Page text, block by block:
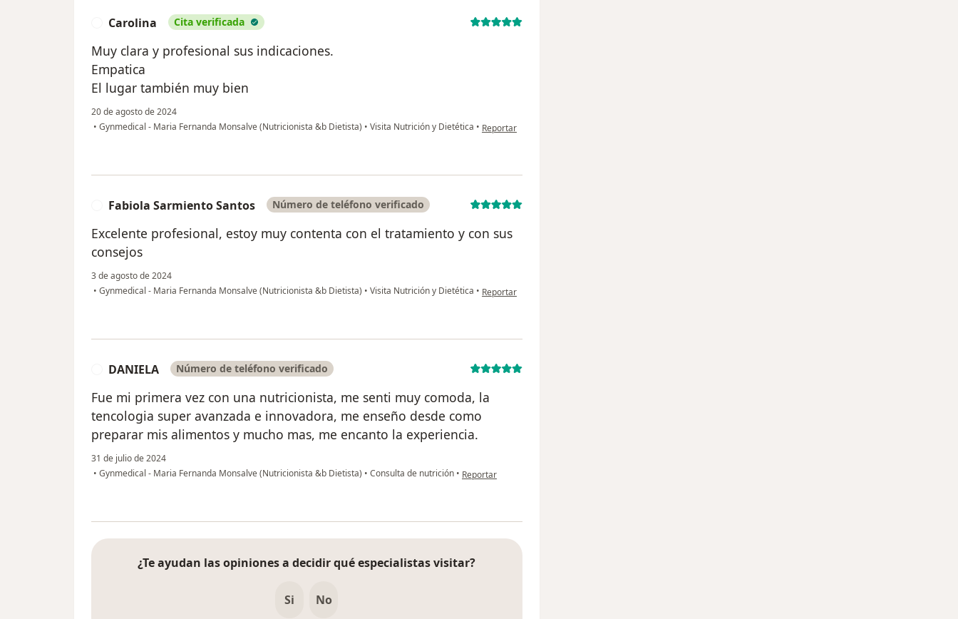
Carolina Cita verificada
Muy clara y profesional sus indicaciones.
Empatica
El lugar también muy bien
20 de agosto de 2024
• Gynmedical - Maria Fernanda Monsalve (Nutricionista &b Dietista) • Visita Nutrición y Dietética • en opinión del usuario Carolina
Reportar
Fabiola Sarmiento Santos Número de teléfono verificado
Excelente profesional, estoy muy contenta con el tratamiento y con sus
consejos
3 de agosto de 2024
• Gynmedical - Maria Fernanda Monsalve (Nutricionista &b Dietista) • Visita Nutrición y Dietética • en opinión del usuario Fabiola Sarmiento Santos
Reportar
DANIELA Número de teléfono verificado
Fue mi primera vez con una nutricionista, me senti muy comoda, la
tencologia super avanzada e innovadora, me enseño desde como
preparar mis alimentos y mucho mas, me encanto la experiencia.
31 de julio de 2024
• Gynmedical - Maria Fernanda Monsalve (Nutricionista &b Dietista) • Consulta de nutrición • en opinión del usuario DANIELA
Reportar
¿Te ayudan las opiniones a decidir qué especialistas visitar?
Si No